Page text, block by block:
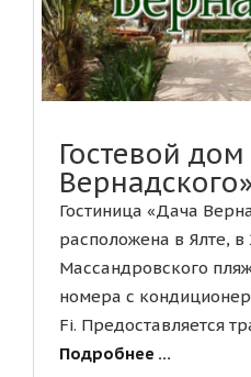
Гостевой
Вернадского»
Гостиница «Дача
расположена в Ялте,
Массандровского
номера с
Fi. Предоставляется
Подробнее ...